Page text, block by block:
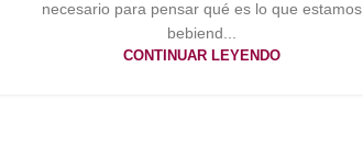
necesario para pensar qué es lo que estamos
bebiend...
CONTINUAR LEYENDO